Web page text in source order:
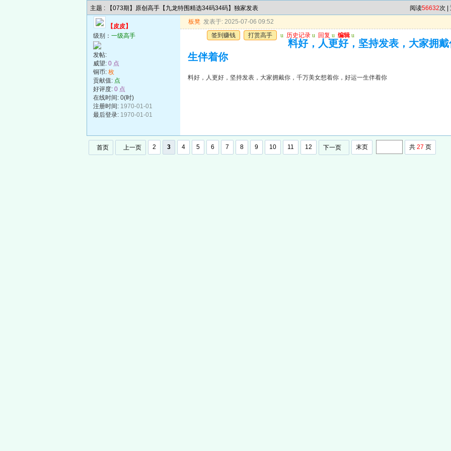
主题 : 【073期】原创高手【九龙特围精选34码34码】独家发表 阅读56632次 |
【皮皮】
级别： 一级高手
发帖:
威望: 0 点
铜币: 枚
贡献值: 点
好评度: 0 点
在线时间: 0(时)
注册时间: 1970-01-01
最后登录: 1970-01-01
板凳 发表于: 2025-07-06 09:52
签到赚钱
打赏高手 u 历史记录 u 回复 u 编辑 u
料好，人更好，坚持发表，大家拥
生伴着你
料好，人更好，坚持发表，大家拥戴你，千万美女想着你，好运一生伴着你
首页 上一页 2 3 4 5 6 7 8 9 10 11 12 下一页 末页 共 27 页